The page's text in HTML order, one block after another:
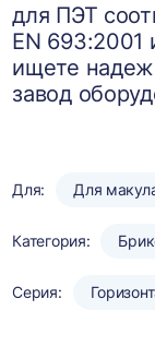
для ПЭТ
EN 693:2001
ищете
завод
Для: Для
Категория:
Серия: